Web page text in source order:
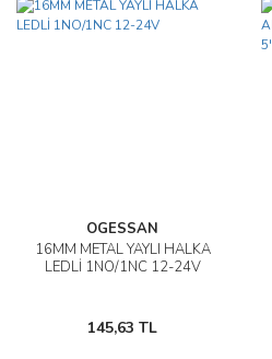
OGESSAN
16MM METAL YAYLI HALKA
LEDLİ 1NO/1NC 12-24V
145,63 TL